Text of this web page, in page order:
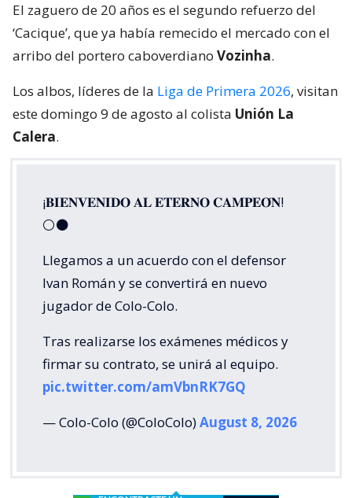
El zaguero de 20 años es el segundo refuerzo del
‘Cacique’, que ya había remecido el mercado con el
arribo del portero caboverdiano Vozinha.
Los albos, líderes de la Liga de Primera 2026, visitan
este domingo 9 de agosto al colista Unión La
Calera.
¡𝐁𝐈𝐄𝐍𝐕𝐄𝐍𝐈𝐃𝐎 𝐀𝐋 𝐄𝐓𝐄𝐑𝐍𝐎 𝐂𝐀𝐌𝐏𝐄𝐎́𝐍!
⚪⚫
Llegamos a un acuerdo con el defensor
Ivan Román y se convertirá en nuevo
jugador de Colo-Colo.
Tras realizarse los exámenes médicos y
firmar su contrato, se unirá al equipo.
pic.twitter.com/amVbnRK7GQ
— Colo-Colo (@ColoColo)August 8, 2026